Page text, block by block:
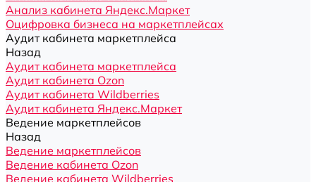
Анализ кабинета Яндекс.Маркет
Оцифровка бизнеса на маркетплейсах
Аудит кабинета маркетплейса
Назад
Аудит кабинета маркетплейса
Аудит кабинета Ozon
Аудит кабинета Wildberries
Аудит кабинета Яндекс.Маркет
Ведение маркетплейсов
Назад
Ведение маркетплейсов
Ведение кабинета Ozon
Ведение кабинета Wildberries